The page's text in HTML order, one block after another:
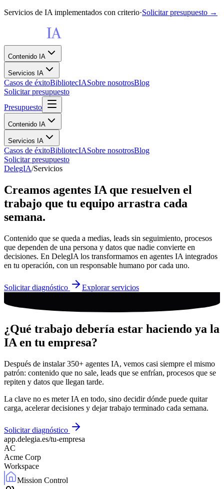
Servicios de IA implementados con criterio·Solicitar presupuesto →
Contenido IA
Servicios IA
Casos de éxitoBibliotecIASobre nosotrosBlog
Solicitar presupuesto
Presupuesto
Contenido IA
Servicios IA
Casos de éxitoBibliotecIASobre nosotrosBlog
Solicitar presupuesto
DelegIA/Servicios
Creamos agentes IA que resuelven el
trabajo que tu equipo arrastra cada
semana.
Contenido que se queda a medias, leads sin seguimiento, procesos
que dependen de una persona y datos que nadie convierte en
decisiones. En DelegIA los transformamos en agentes IA integrados
en tu operación, con un responsable humano por cada uno.
Solicitar diagnóstico Explorar servicios
¿Qué trabajo debería estar haciendo ya la
IA en tu empresa?
Después de instalar 350+ agentes IA, vemos casi siempre el mismo
patrón: contenido que no sale, leads que se enfrían, procesos que se
repiten y datos que llegan tarde.
La clave no es meter IA en todo, sino decidir dónde puede quitar
carga, acelerar decisiones y dejar trabajo terminado cada semana.
Solicitar diagnóstico
app.delegia.es/tu-empresa
AC
Acme Corp
Workspace
Mission Control